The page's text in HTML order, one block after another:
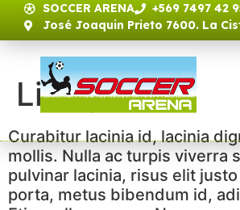
SOCCER ARENA
+569 7497 42
José Joaquin Prieto 7600. La
Link post
Curabitur lacinia id, lacinia
mollis. Nulla ac turpis viverra
pulvinar lacinia, risus elit
porta, metus bibendum id,